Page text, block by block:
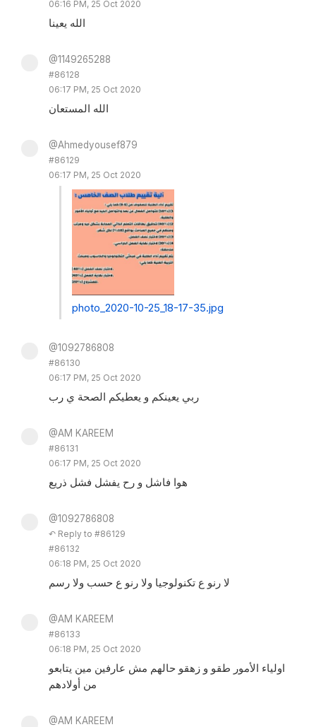
06:16 PM, 25 Oct 2020
الله يعينا
@1149265288
#86128
06:17 PM, 25 Oct 2020
الله المستعان
@Ahmedyousef879
#86129
06:17 PM, 25 Oct 2020
photo_2020-10-25_18-17-35.jpg
@1092786808
#86130
06:17 PM, 25 Oct 2020
ربي يعينكم و يعطيكم الصحة ي رب
@AM KAREEM
#86131
06:17 PM, 25 Oct 2020
هوا فاشل و رح يفشل فشل ذريع
@1092786808
↶ Reply to #86129
#86132
06:18 PM, 25 Oct 2020
لا رنو ع تكنولوجيا ولا رنو ع حسب ولا رسم
@AM KAREEM
#86133
06:18 PM, 25 Oct 2020
اولياء الأمور طقو و زهقو حالهم مش عارفين مين يتابعو
من أولادهم
@AM KAREEM